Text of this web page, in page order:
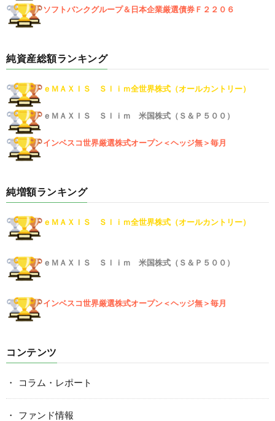
ソフトバンクグループ＆日本企業厳選債券Ｆ２２０６
純資産総額ランキング
ｅＭＡＸＩＳ Ｓｌｉｍ全世界株式（オールカントリー）
ｅＭＡＸＩＳ Ｓｌｉｍ 米国株式（Ｓ＆Ｐ５００）
インベスコ世界厳選株式オープン＜ヘッジ無＞毎月
純増額ランキング
ｅＭＡＸＩＳ Ｓｌｉｍ全世界株式（オールカントリー）
ｅＭＡＸＩＳ Ｓｌｉｍ 米国株式（Ｓ＆Ｐ５００）
インベスコ世界厳選株式オープン＜ヘッジ無＞毎月
コンテンツ
コラム・レポート
ファンド情報